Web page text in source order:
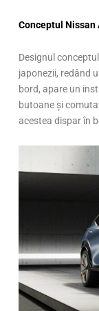
Conceptul Nissan
Designul
japonezii, redând
bord, apare un
butoane și
acestea dispar în